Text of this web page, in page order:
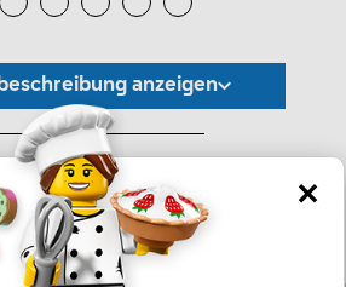
anzeigen
Preisempfehlung -
im alleinigen Ermessen des Händlers